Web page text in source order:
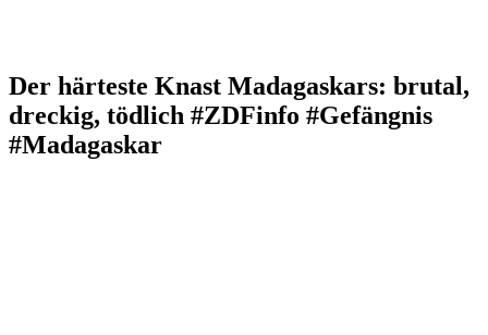
Der härteste Knast Madagaskars: brutal,
dreckig, tödlich #ZDFinfo #Gefängnis
#Madagaskar